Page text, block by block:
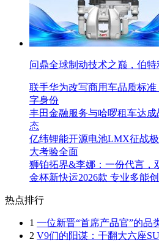
问鼎全球制动技术之巅，伯
联手华为改写商用车品质标
字身份
丰田金融服务与哈啰租车达
态
亿纬锂能开源电池LMX征战
大考验全面
狮铂拓界&李娜：一份代言，
金杯新快运2026款 专业多能
热点排行
1 一位新晋“首席产品官”的品
2 V9们的阳谋：干翻大六座